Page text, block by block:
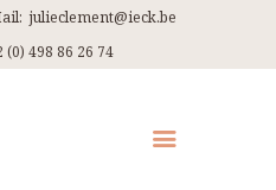
julieclement@ieck.be
(0) 498 86 26 74